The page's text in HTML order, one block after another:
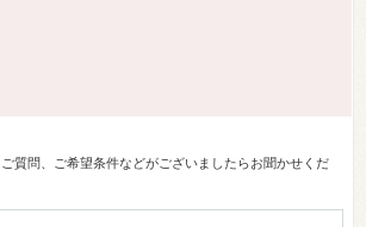
質問、ご希望条件などがございましたらお聞かせくだ